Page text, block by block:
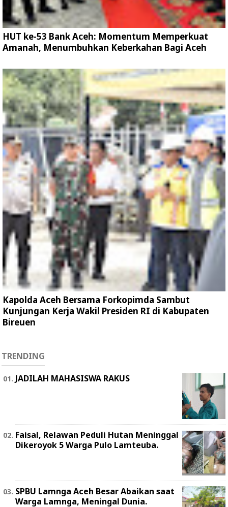
HUT ke-53 Bank Aceh: Momentum Memperkuat
Amanah, Menumbuhkan Keberkahan Bagi Aceh
Kapolda Aceh Bersama Forkopimda Sambut
Kunjungan Kerja Wakil Presiden RI di Kabupaten
Bireuen
TRENDING
JADILAH MAHASISWA RAKUS
Faisal, Relawan Peduli Hutan Meninggal
Dikeroyok 5 Warga Pulo Lamteuba.
SPBU Lamnga Aceh Besar Abaikan saat
Warga Lamnga, Meningal Dunia.